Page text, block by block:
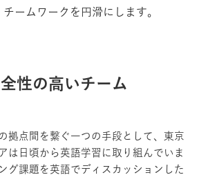
ームワークを円滑にします。
性の高いチーム
拠点間を繋ぐ一つの手段として、東京
は日頃から英語学習に取り組んでいま
グ課題を英語でディスカッションした